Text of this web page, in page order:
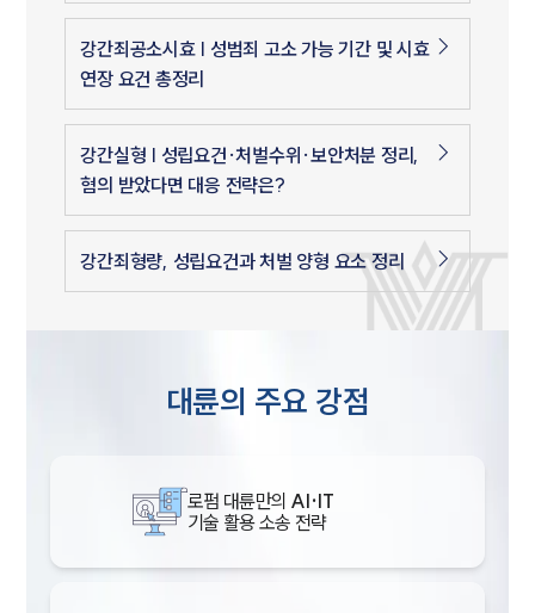
강간죄공소시효 | 성범죄 고소 가능 기간 및 시효
연장 요건 총정리
강간실형 | 성립요건·처벌수위·보안처분 정리,
혐의 받았다면 대응 전략은?
강간죄형량, 성립요건과 처벌 양형 요소 정리
대륜의 주요 강점
로펌 대륜만의 AI·IT
기술 활용 소송 전략